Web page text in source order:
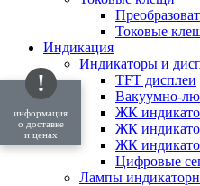
Токовые
Индикация
Индикаторы и
TFT дисплеи
Вакуумно-
ЖК
ЖК
ЖК
Цифровые
Лампы
!
информация
о доставке
и ценах